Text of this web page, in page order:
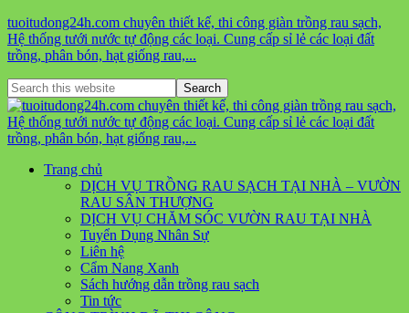
tuoitudong24h.com chuyên thiết kế, thi công giàn trồng rau sạch,
Hệ thống tưới nước tự động các loại. Cung cấp sỉ lẻ các loại đất
trồng, phân bón, hạt giống rau,...
Trang chủ
DỊCH VỤ TRỒNG RAU SẠCH TẠI NHÀ – VƯỜN
RAU SÂN THƯỢNG
DỊCH VỤ CHĂM SÓC VƯỜN RAU TẠI NHÀ
Tuyển Dụng Nhân Sự
Liên hệ
Cẩm Nang Xanh
Sách hướng dẫn trồng rau sạch
Tin tức